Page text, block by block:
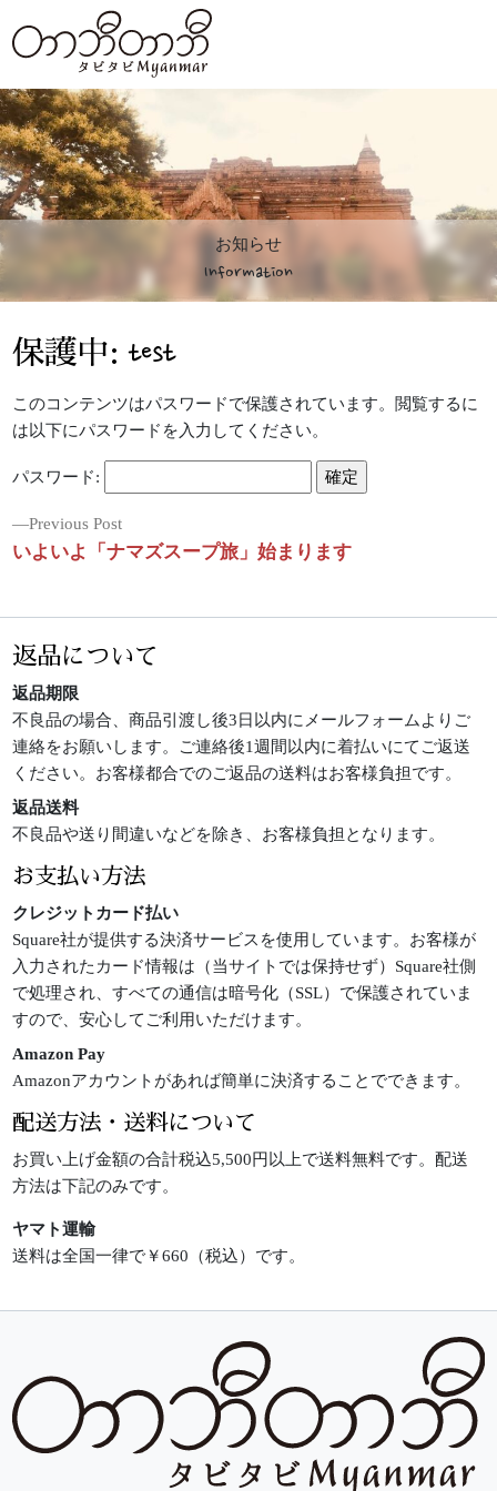
お知らせ
Information
保護中: test
このコンテンツはパスワードで保護されています。閲覧するに
は以下にパスワードを入力してください。
パスワード:
投
稿
ゲ
ー
シ
ョ
ン
Previous PostPrevious
post:
いよいよ「ナマズスープ旅」始まります
返品について
返品期限
不良品の場合、商品引渡し後3日以内にメールフォームよりご
連絡をお願いします。ご連絡後1週間以内に着払いにてご返送
ください。お客様都合でのご返品の送料はお客様負担です。
返品送料
不良品や送り間違いなどを除き、お客様負担となります。
お支払い方法
クレジットカード払い
Square社が提供する決済サービスを使用しています。お客様が
入力されたカード情報は（当サイトでは保持せず）Square社側
で処理され、すべての通信は暗号化（SSL）で保護されていま
すので、安心してご利用いただけます。
Amazon Pay
Amazonアカウントがあれば簡単に決済することでできます。
配送方法・送料について
お買い上げ金額の合計税込5,500円以上で送料無料です。配送
方法は下記のみです。
ヤマト運輸
送料は全国一律で￥660（税込）です。